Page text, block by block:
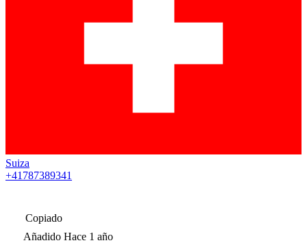
Suiza
+41787389341
Copiado
Añadido Hace 1 año